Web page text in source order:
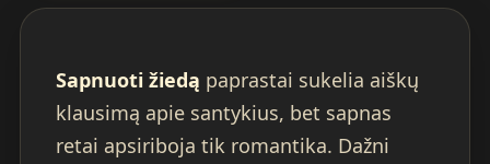
Sapnuoti žiedą paprastai sukelia aiškų
klausimą apie santykius, bet sapnas
retai apsiriboja tik romantika. Dažni